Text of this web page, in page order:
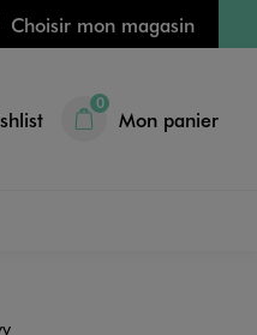
Choisir mon magasin
0
Mon panier